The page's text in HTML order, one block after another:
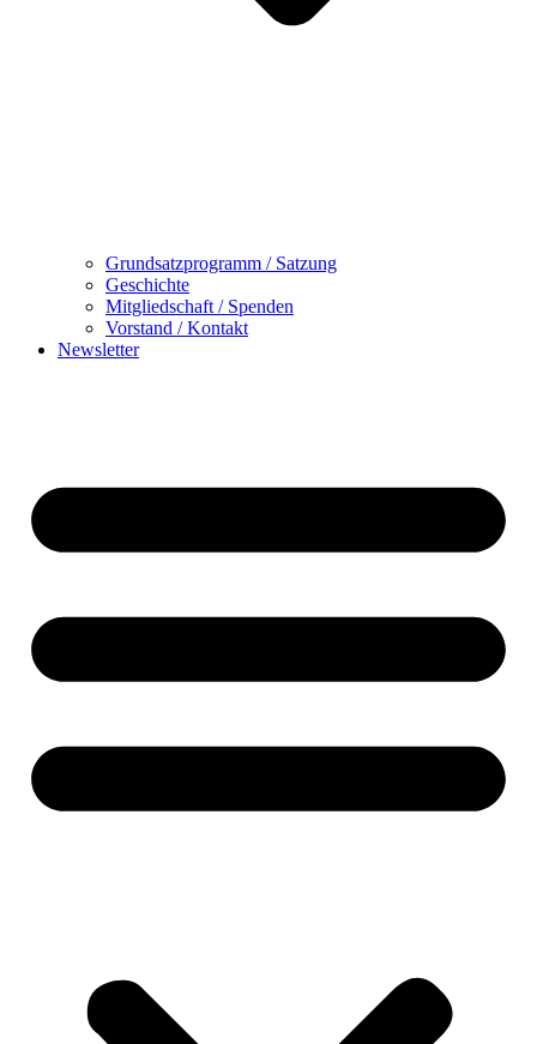
Grundsatzprogramm / Satzung
Geschichte
Mitgliedschaft / Spenden
Vorstand / Kontakt
Newsletter